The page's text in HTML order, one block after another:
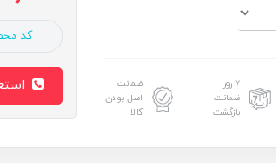
۷ روز
ضمانت
بازگشت
ضمانت
اصل بودن
کالا
کد